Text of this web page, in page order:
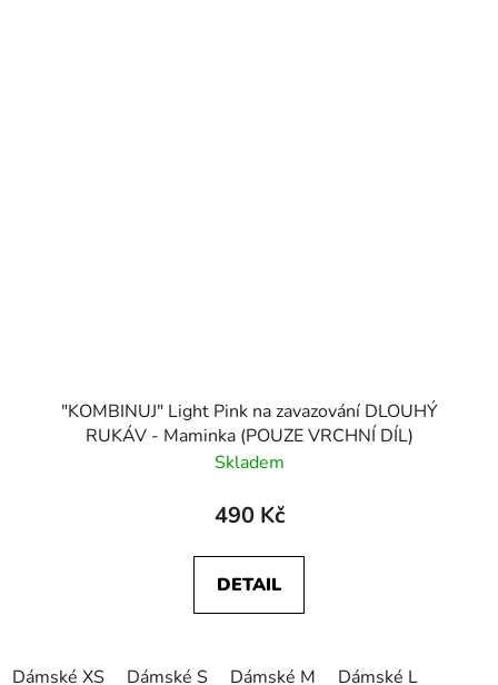
"KOMBINUJ" Light Pink na zavazování DLOUHÝ
RUKÁV - Maminka (POUZE VRCHNÍ DÍL)
Skladem
490 Kč
DETAIL
Dámské XS Dámské S Dámské M Dámské L